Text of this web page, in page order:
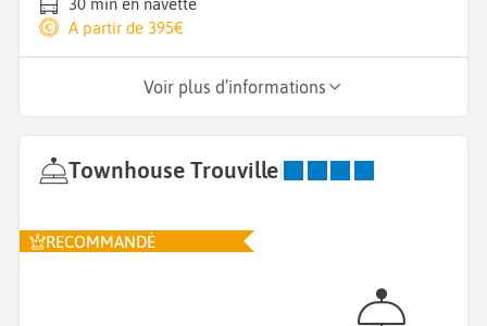
30 min en navette
A partir de 395€
Voir plus d’informations
Townhouse Trouville
RECOMMANDÉ